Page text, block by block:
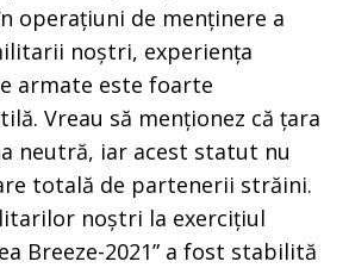
operațiuni de menținere a
noștri, experiența
armate este foarte
Vreau să menționez că țara
neutră, iar acest statut nu
totală de partenerii străini.
noștri la exercițiul
Breeze-2021” a fost stabilită